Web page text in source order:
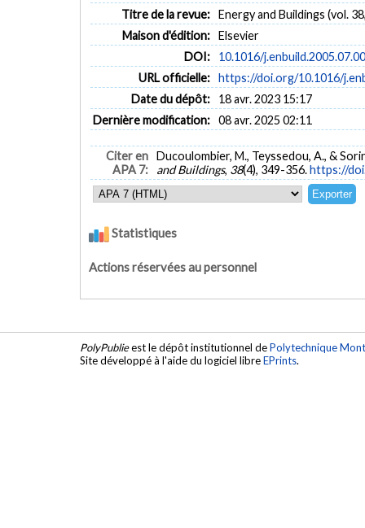
Titre de la revue: Energy and Buildings (vol.
Maison d'édition: Elsevier
DOI:
10.1016/
URL officielle: https://doi.org/10.1016/
Date du dépôt:
18 avr. 2023 15:17
Dernière modification: 08 avr. 2025 02:11
Citer en
APA 7:
Ducoulombier, M., Teyssedou, A., &
and Buildings, 38(4), 349-356.https://
Statistiques
Actions réservées au personnel
PolyPublieest le dépôt institutionnel dePolytechnique
Site développé à l'aide du logiciel libreEPrints.